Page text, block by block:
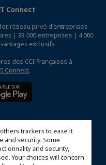
trackers to ease it
and security. Some
and security,
Your choices will concern
Connect
réseau privé d'entreprises
| 33 000 entreprises | 4 000
exclusifs
des CCI Françaises à
Connect.